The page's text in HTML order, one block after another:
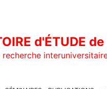
d'ÉTUDE
recherche